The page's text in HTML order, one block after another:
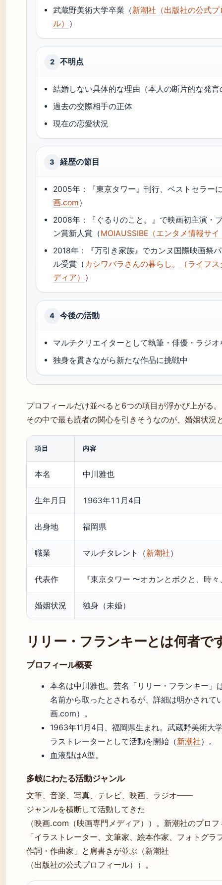
武蔵野美術大学卒業（新潮社（出版社の公式プ
ル） ）
2 不明点
結婚しない具体的な理由（本人の断片的な発言
過去の交際相手の正体
現在の恋愛状況
3 経歴の節目
2005年：『東京タワー』刊行、ベストセラー
画.com）
2008年：『ぐるりのこと。』で映画初主演・
ン賞新人賞（MOIAUSSIBE（エンタメ情報サイ
2018年：『万引き家族』でカンヌ国際映画祭
ル受賞（ カシワバラさんの暮らし。（ライフ
ディア） ）
4 今後の活動
マルチクリエイターとして執筆・俳優・ラジオ
独身を貫きながら新たな作品に挑戦中
プロフィールだけ並べると6つの項目が浮かび上がる。
その中で最も読者の関心を引きそうなのが、婚姻状況
項目 内容
本名 中川雅也
生年月日 1963年11月4日
出身地 福岡県
職業 マルチタレント（新潮社）
代表作 『東京タワー 〜オカンとボクと、時
婚姻状況 独身（未婚）
リリー・フランキーとは何者で
プロフィール概要
本名は中川雅也。芸名「リリー・フランキー」
名前から取ったとされるが、詳細は明かされて
画.com）。
1963年11月4日、福岡県生まれ。武蔵野美術大
ラストレーターとして活動を開始（新潮社）。
血液型はA型。
多岐にわたる活動ジャンル
文筆、音楽、写真、テレビ、映画、ラジオ——
ジャンルを横断して活動してきた
（映画.com（映画専門メディア））。新潮社のプロ
「イラストレーター、文筆家、絵本作家、フォトグラ
作詞・作曲家」と肩書きが並ぶ（新潮社
（出版社の公式プロフィール））。